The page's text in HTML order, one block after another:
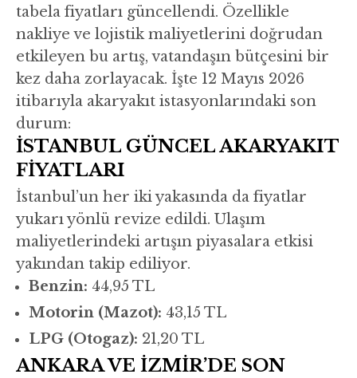
tabela fiyatları güncellendi. Özellikle
nakliye ve lojistik maliyetlerini doğrudan
etkileyen bu artış, vatandaşın bütçesini bir
kez daha zorlayacak. İşte 12 Mayıs 2026
itibarıyla akaryakıt istasyonlarındaki son
durum:
İSTANBUL GÜNCEL AKARYAKIT
FİYATLARI
İstanbul’un her iki yakasında da fiyatlar
yukarı yönlü revize edildi. Ulaşım
maliyetlerindeki artışın piyasalara etkisi
yakından takip ediliyor.
Benzin: 44,95 TL
Motorin (Mazot): 43,15 TL
LPG (Otogaz): 21,20 TL
ANKARA VE İZMİR’DE SON